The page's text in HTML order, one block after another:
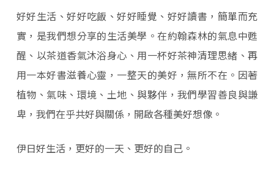
好好生活、好好吃飯、好好睡覺、好好讀書，簡單而充
實，是我們想分享的生活美學。在約翰森林的氣息中甦
醒、以茶道香氣沐浴身心、用一杯好茶神清理思緒、再
用一本好書滋養心靈，一整天的美好，無所不在。因著
植物、氣味、環境、土地、與夥伴，我們學習善良與謙
卑，我們在乎共好與關係，開啟各種美好想像。
伊日好生活，更好的一天、更好的自己。